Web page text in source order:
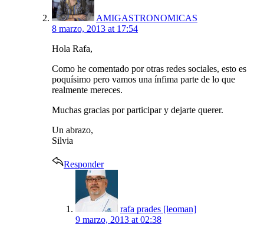
AMIGASTRONOMICAS
8 marzo, 2013 at 17:54
Hola Rafa,
Como he comentado por otras redes sociales, esto es
poquísimo pero vamos una ínfima parte de lo que
realmente mereces.
Muchas gracias por participar y dejarte querer.
Un abrazo,
Silvia
Responder
rafa prades [leoman]
9 marzo, 2013 at 02:38